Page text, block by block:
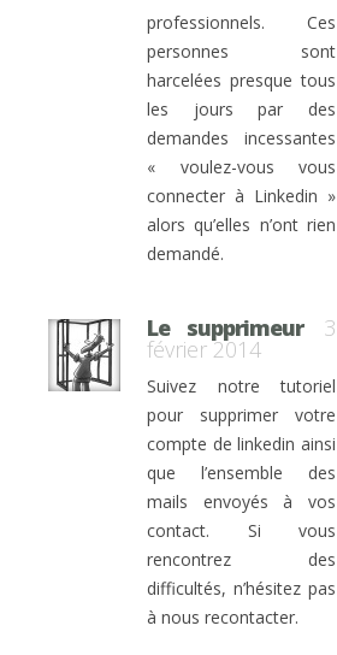
professionnels. Ces
personnes sont
harcelées presque tous
les jours par des
demandes incessantes
« voulez-vous vous
connecter à Linkedin »
alors qu’elles n’ont rien
demandé.
Le supprimeur 3
février 2014
Suivez notre tutoriel
pour supprimer votre
compte de linkedin ainsi
que l’ensemble des
mails envoyés à vos
contact. Si vous
rencontrez des
difficultés, n’hésitez pas
à nous recontacter.